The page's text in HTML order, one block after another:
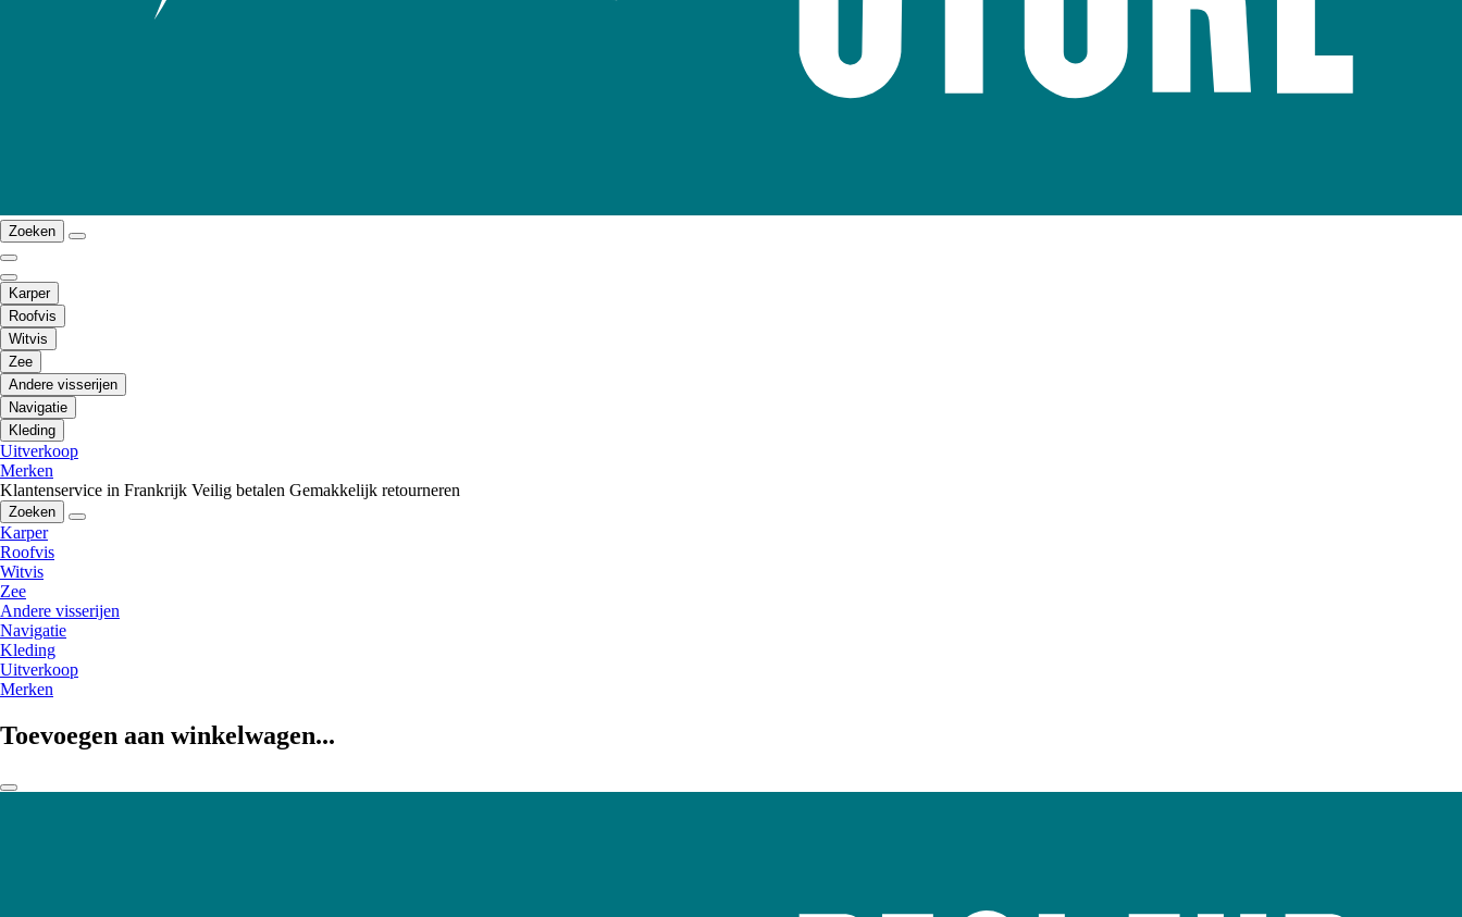
Zoeken
Karper
Roofvis
Witvis
Zee
Andere visserijen
Navigatie
Kleding
Uitverkoop
Merken
Klantenservice in Frankrijk Veilig betalen Gemakkelijk retourneren
Zoeken
Karper
Roofvis
Witvis
Zee
Andere visserijen
Navigatie
Kleding
Uitverkoop
Merken
Toevoegen aan winkelwagen...